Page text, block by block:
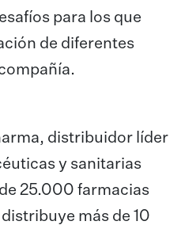
para los que
de diferentes
distribuidor líder
y sanitarias
25.000 farmacias
más de 10